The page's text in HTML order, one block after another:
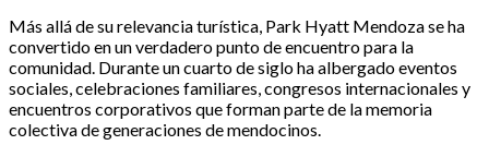
Más allá de su relevancia turística, Park Hyatt Mendoza se ha
convertido en un verdadero punto de encuentro para la
comunidad. Durante un cuarto de siglo ha albergado eventos
sociales, celebraciones familiares, congresos internacionales y
encuentros corporativos que forman parte de la memoria
colectiva de generaciones de mendocinos.